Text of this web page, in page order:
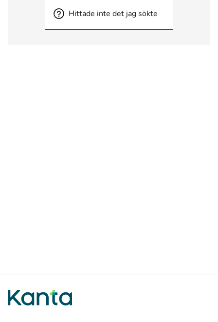
Hittade inte det jag sökte